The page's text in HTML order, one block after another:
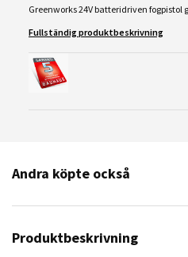
Greenworks 24V batteridriven
Fullständig produktbeskrivning
Andra köpte också
Produktbeskrivning